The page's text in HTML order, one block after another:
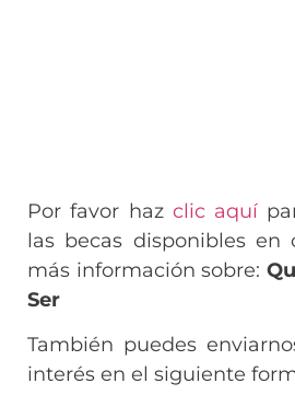
Por favor haz clic aquí
las becas disponibles en
más información sobre:
Ser
También puedes
interés en el siguiente